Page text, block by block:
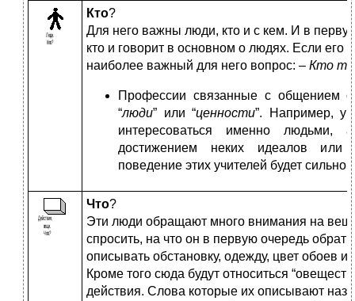
Кто?
Для него важны люди, кто и с кем. И в
кто и говорит в основном о людях. Если его
наиболее важный для него вопрос: – Кто
Профессии связанные с общением
“люди” или “ценности”. Например,
интересоваться именно
достижением неких идеалов
поведение этих учителей будет сильно
Что?
Эти люди обращают много внимания на
спросить, на что он в первую очередь
описывать обстановку, одежду, цвет обоев
Кроме того сюда будут относиться
действия. Слова которые их описывают